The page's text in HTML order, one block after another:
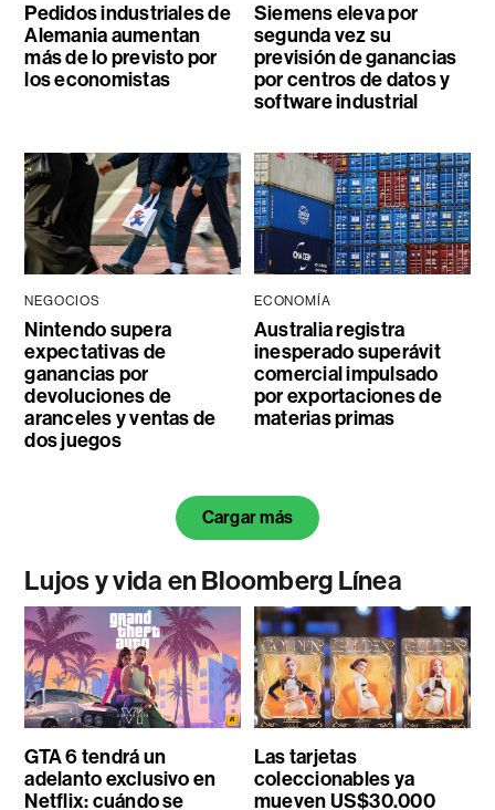
Pedidos industriales de
Alemania aumentan
más de lo previsto por
los economistas
Siemens eleva por
segunda vez su
previsión de ganancias
por centros de datos y
software industrial
NEGOCIOS
Nintendo supera
expectativas de
ganancias por
devoluciones de
aranceles y ventas de
dos juegos
ECONOMÍA
Australia registra
inesperado superávit
comercial impulsado
por exportaciones de
materias primas
Cargar más
Lujos y vida en Bloomberg Línea
GTA 6 tendrá un
adelanto exclusivo en
Netflix: cuándo se
Las tarjetas
coleccionables ya
mueven US$30.000